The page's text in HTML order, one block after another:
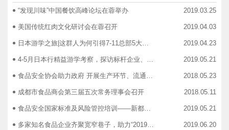
“发现川味”中国餐饮高峰论坛在蓉举办 2019.03.25
美国传统红肉文化研讨会在蓉召开 2019.04.03
日本游学之旅|这群人为何引得7-11总部5大高管集团出动 2019.04.23
4-5月日本行精益游学考察，探访标杆企业、解析成功密码 2019.05.21
食品安全协会助力政府 开展生产环节、流通环节、餐饮环节培训会 2018.05.23
成都市食品商会第三届五次常务理事会召开 2018.05.11
食品安全国家标准及风险管控培训——新都站、广汉站、简阳站 2019.05.21
多家知名食品企业齐聚宽窄巷子，助力“2019食品安全宣传周” 2019.06.20